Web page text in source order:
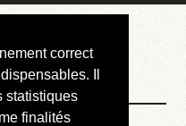
correct
Il
statistiques
finalités